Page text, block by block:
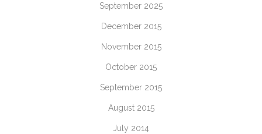
September 2025
December 2015
November 2015
October 2015
September 2015
August 2015
July 2014